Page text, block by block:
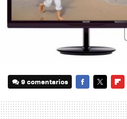
9 comentarios